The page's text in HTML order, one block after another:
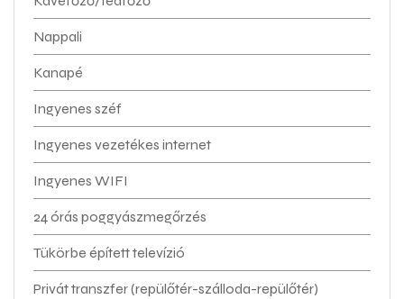
Nappali
Kanapé
Ingyenes széf
Ingyenes vezetékes internet
Ingyenes WIFI
24 órás poggyászmegőrzés
Tükörbe épített televízió
Privát transzfer (repülőtér-szálloda-repülőtér)